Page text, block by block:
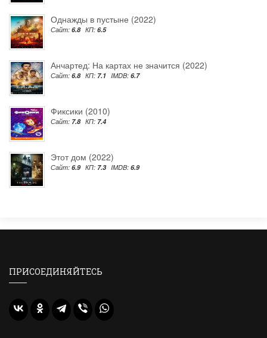
Однажды в пустыне (2022)
Сайт: 6.8 КП: 6.5
Анчартед: На картах не значится (2022)
Сайт: 6.8 КП: 7.1 IMDB: 6.7
Фиксики (2010)
Сайт: 7.8 КП: 7.4
Этот дом (2022)
Сайт: 6.9 КП: 7.3 IMDB: 6.9
ПРИСОЕДИНЯЙТЕСЬ